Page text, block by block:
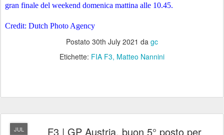
gran finale del weekend domenica mattina alle 10.45.
Credit: Dutch Photo Agency
Postato 30th July 2021 da gc
Etichette: FIA F3 Matteo Nannini
JUL
F3 | GP Austria, buon 5° posto per